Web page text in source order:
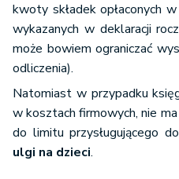
13a–13c”
kwoty składek opłaconych
wykazanych w deklaracji
może bowiem ograniczać
odliczenia).
Natomiast w przypadku
w kosztach firmowych, nie
do limitu przysługującego
ulgi na dzieci.